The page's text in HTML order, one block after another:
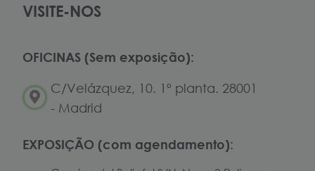
VISITE-NOS
OFICINAS (Sem exposição):
C/Velázquez, 10. 1º planta. 28001
- Madrid
EXPOSIÇÃO (com agendamento):